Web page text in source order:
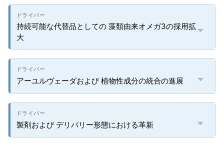
持続可能な代替品としての 藻類由来オメガ3の採用拡
大
アーユルヴェーダおよび 植物性成分の統合の進展
製剤および デリバリー形態における革新